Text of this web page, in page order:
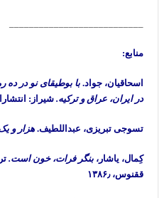
منابع:
اسحاقیان، جواد.با بوطیقای نو در ده
در ایران، عراق و ترکیه. شیراز:
تسوجی تبریزی، عبداللطیف.هزار و
کِمال، یاشار،بنگر فرات، خون است.
ققنوس، ۱۳۸۶٫